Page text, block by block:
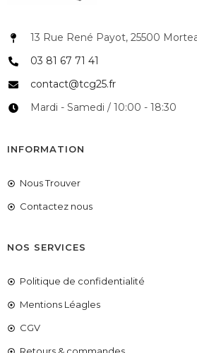
13 Rue René Payot, 25500
03 81 67 71 41
contact@tcg25.fr
Mardi - Samedi / 10:00 - 18:30
INFORMATION
Nous Trouver
Contactez nous
NOS SERVICES
Politique de confidentialité
Mentions Léagles
CGV